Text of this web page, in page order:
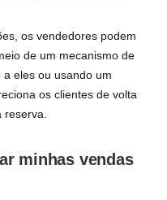
os vendedores podem
de um mecanismo de
eles ou usando um
os clientes de volta
minhas vendas